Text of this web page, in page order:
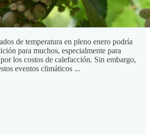
de temperatura en pleno enero podría
para muchos, especialmente para
los costos de calefacción. Sin embargo,
eventos climáticos ...